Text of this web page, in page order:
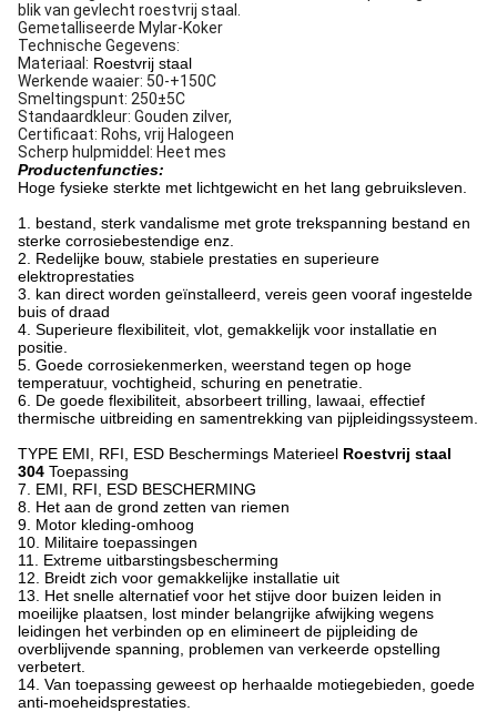
blik van gevlecht roestvrij staal.
Gemetalliseerde Mylar-Koker
Technische Gegevens:
Materiaal: Roestvrij staal
Werkende waaier: 50-+150C
Smeltingspunt: 250±5C
Standaardkleur: Gouden zilver,
Certificaat: Rohs, vrij Halogeen
Scherp hulpmiddel: Heet mes
Productenfuncties:
Hoge fysieke sterkte met lichtgewicht en het lang gebruiksleven.
1. bestand, sterk vandalisme met grote trekspanning bestand en
sterke corrosiebestendige enz.
2. Redelijke bouw, stabiele prestaties en superieure
elektroprestaties
3. kan direct worden geïnstalleerd, vereis geen vooraf ingestelde
buis of draad
4. Superieure flexibiliteit, vlot, gemakkelijk voor installatie en
positie.
5. Goede corrosiekenmerken, weerstand tegen op hoge
temperatuur, vochtigheid, schuring en penetratie.
6. De goede flexibiliteit, absorbeert trilling, lawaai, effectief
thermische uitbreiding en samentrekking van pijpleidingssysteem.
TYPE EMI, RFI, ESD Beschermings Materieel Roestvrij staal
304 Toepassing
7. EMI, RFI, ESD BESCHERMING
8. Het aan de grond zetten van riemen
9. Motor kleding-omhoog
10. Militaire toepassingen
11. Extreme uitbarstingsbescherming
12. Breidt zich voor gemakkelijke installatie uit
13. Het snelle alternatief voor het stijve door buizen leiden in
moeilijke plaatsen, lost minder belangrijke afwijking wegens
leidingen het verbinden op en elimineert de pijpleiding de
overblijvende spanning, problemen van verkeerde opstelling
verbetert.
14. Van toepassing geweest op herhaalde motiegebieden, goede
anti-moeheidsprestaties.